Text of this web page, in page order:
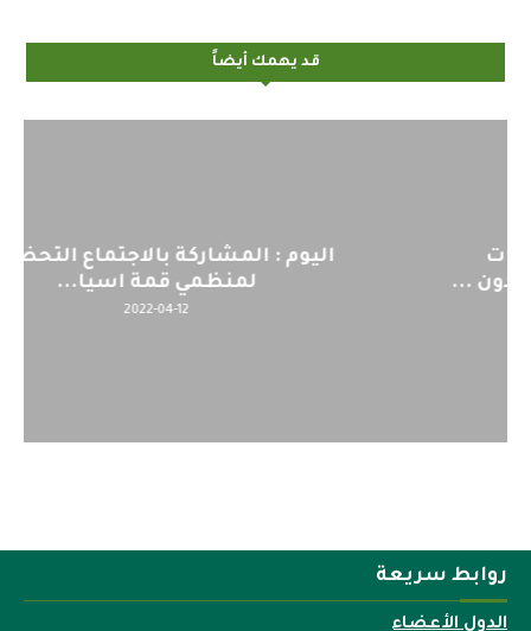
قد يهمك أيضاً
اليوم : المشاركة بالاجتماع التحضيري
لمنظمي قمة اسيا...
روابط سريعة
الدول الأعضاء